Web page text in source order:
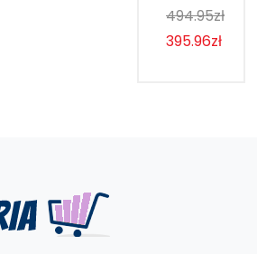
494.95zł
395.96zł